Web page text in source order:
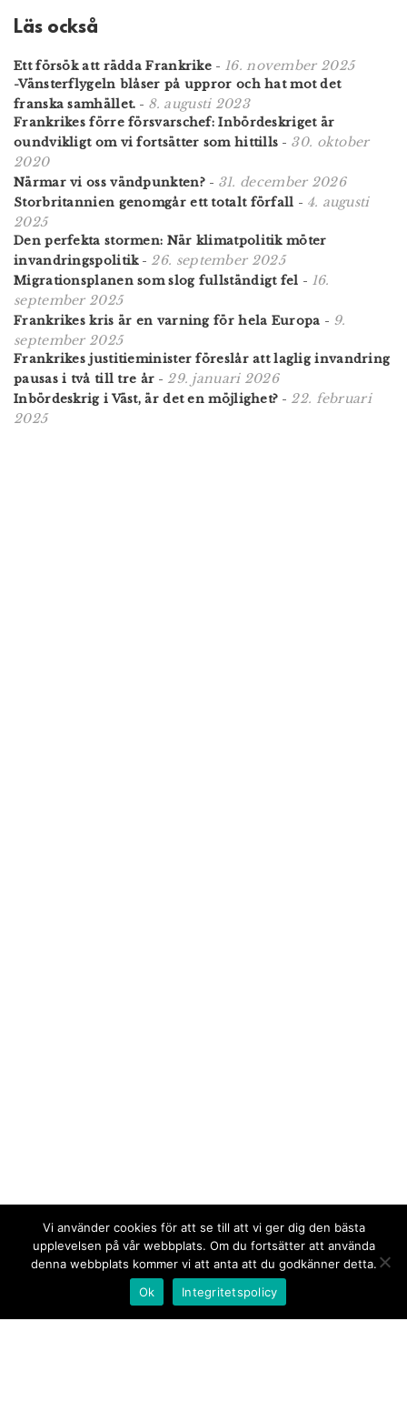
Läs också
Ett försök att rädda Frankrike - 16. november 2025
-Vänsterflygeln blåser på uppror och hat mot det
franska samhället. - 8. augusti 2023
Frankrikes förre försvarschef: Inbördeskriget är
oundvikligt om vi fortsätter som hittills - 30. oktober
2020
Närmar vi oss vändpunkten?- 31. december 2026
Storbritannien genomgår ett totalt förfall - 4. augusti
2025
Den perfekta stormen: När klimatpolitik möter
invandringspolitik- 26. september 2025
Migrationsplanen som slog fullständigt fel - 16.
september 2025
Frankrikes kris är en varning för hela Europa - 9.
september 2025
Frankrikes justitieminister föreslår att laglig invandring
pausas i två till tre år - 29. januari 2026
Inbördeskrig i Väst, är det en möjlighet? - 22. februari
2025
Vi använder cookies för att se till att vi ger dig den bästa
upplevelsen på vår webbplats. Om du fortsätter att använda
denna webbplats kommer vi att anta att du godkänner detta.
Ok
Integritetspolicy